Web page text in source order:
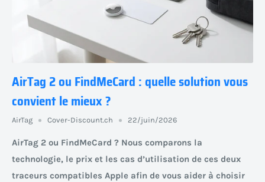
AirTag 2 ou FindMeCard : quelle solution vous
convient le mieux ?
AirTag Cover-Discount.ch 22/juin/2026
AirTag 2 ou FindMeCard ? Nous comparons la
technologie, le prix et les cas d’utilisation de ces deux
traceurs compatibles Apple afin de vous aider à choisir